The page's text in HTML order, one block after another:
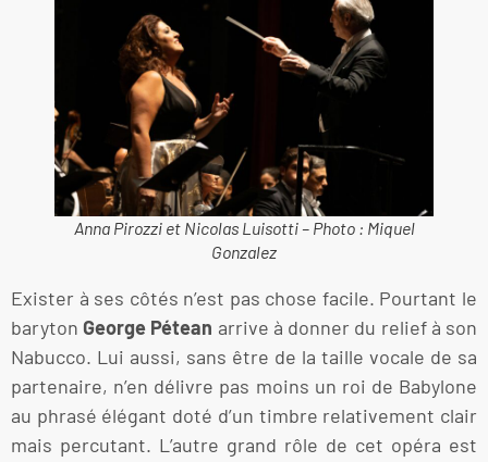
Anna Pirozzi et Nicolas Luisotti – Photo : Miquel
Gonzalez
Exister à ses côtés n’est pas chose facile. Pourtant le
barytonGeorge Pétean arrive à donner du relief à son
Nabucco. Lui aussi, sans être de la taille vocale de sa
partenaire, n’en délivre pas moins un roi de Babylone
au phrasé élégant doté d’un timbre relativement clair
mais percutant. L’autre grand rôle de cet opéra est